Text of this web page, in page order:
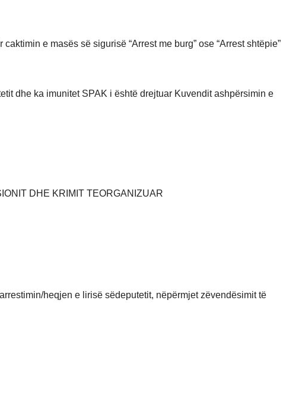
e masës së sigurisë “Arrest me burg” ose “Arrest shtëpie”
dhe ka imunitet SPAK i është drejtuar Kuvendit ashpërsimin e
DHE KRIMIT TEORGANIZUAR
heqjen e lirisë sëdeputetit, nëpërmjet zëvendësimit të